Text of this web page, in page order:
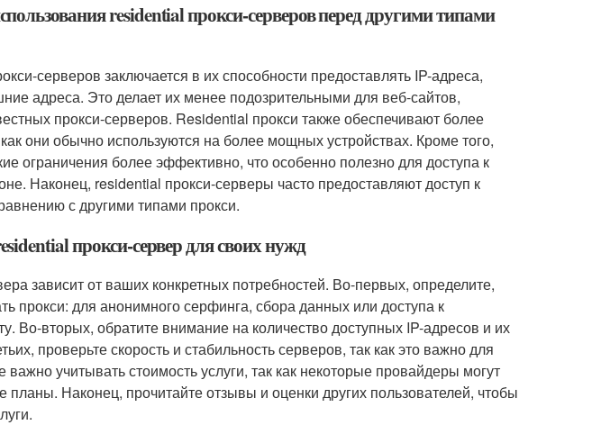
residential прокси-серверов перед другими типами
серверов заключается в их способности предоставлять IP-адреса,
адреса. Это делает их менее подозрительными для веб-сайтов,
прокси-серверов. Residential прокси также обеспечивают более
они обычно используются на более мощных устройствах. Кроме того,
ограничения более эффективно, что особенно полезно для доступа к
Наконец, residential прокси-серверы часто предоставляют доступ к
с другими типами прокси.
прокси-сервер для своих нужд
зависит от ваших конкретных потребностей. Во-первых, определите,
прокси: для анонимного серфинга, сбора данных или доступа к
Во-вторых, обратите внимание на количество доступных IP-адресов и их
проверьте скорость и стабильность серверов, так как это важно для
учитывать стоимость услуги, так как некоторые провайдеры могут
Наконец, прочитайте отзывы и оценки других пользователей, чтобы